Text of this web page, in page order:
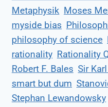
Metaphysik Moses
myside bias
philosophy of science
rationality Rationality
Robert F. Bales Sir
smart but dum
Stephan Lewandowsky